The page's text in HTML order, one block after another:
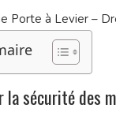
Porte à Levier –
la sécurité des